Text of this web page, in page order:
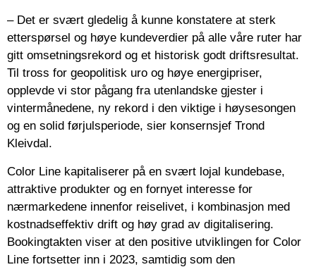
– Det er svært gledelig å kunne konstatere at sterk
etterspørsel og høye kundeverdier på alle våre ruter har
gitt omsetningsrekord og et historisk godt driftsresultat.
Til tross for geopolitisk uro og høye energipriser,
opplevde vi stor pågang fra utenlandske gjester i
vintermånedene, ny rekord i den viktige i høysesongen
og en solid førjulsperiode, sier konsernsjef Trond
Kleivdal.
Color Line kapitaliserer på en svært lojal kundebase,
attraktive produkter og en fornyet interesse for
nærmarkedene innenfor reiselivet, i kombinasjon med
kostnadseffektiv drift og høy grad av digitalisering.
Bookingtakten viser at den positive utviklingen for Color
Line fortsetter inn i 2023, samtidig som den